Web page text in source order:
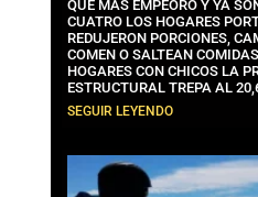
QUE MÁS EMPEORÓ Y YA
CUATRO LOS HOGARES
REDUJERON PORCIONES,
COMEN O SALTEAN
HOGARES CON CHICOS LA
ESTRUCTURAL TREPA AL
SEGUIR LEYENDO